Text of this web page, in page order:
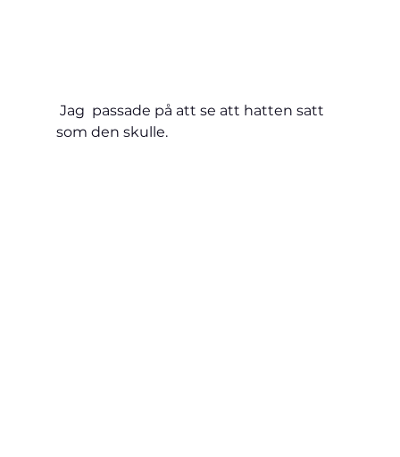
Jag  passade på att se att hatten satt
som den skulle.